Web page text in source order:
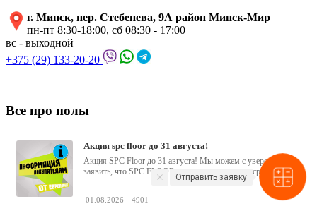
г. Минск, пер. Стебенева, 9А район Минск-Мир
пн-пт 8:30-18:00, сб 08:30 - 17:00
вс - выходной
+375 (29) 133-20-20
Все про полы
акция spc floor до 31 августа!
Акция SPC Floor до 31 августа! Мы можем с уверенностью
заявить, что SPC FLOOR заслужил свое место среди
водостойких виниловых...
01.08.2026 4901
Отправить заявку